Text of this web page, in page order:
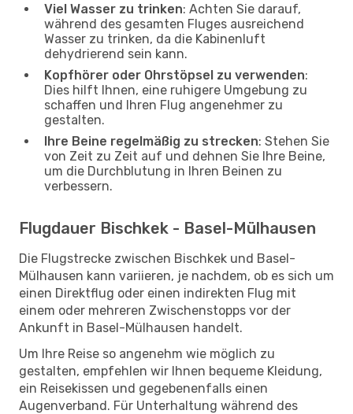
Viel Wasser zu trinken: Achten Sie darauf,
während des gesamten Fluges ausreichend
Wasser zu trinken, da die Kabinenluft
dehydrierend sein kann.
Kopfhörer oder Ohrstöpsel zu verwenden:
Dies hilft Ihnen, eine ruhigere Umgebung zu
schaffen und Ihren Flug angenehmer zu
gestalten.
Ihre Beine regelmäßig zu strecken: Stehen Sie
von Zeit zu Zeit auf und dehnen Sie Ihre Beine,
um die Durchblutung in Ihren Beinen zu
verbessern.
Flugdauer Bischkek - Basel-Mülhausen
Die Flugstrecke zwischen Bischkek und Basel-
Mülhausen kann variieren, je nachdem, ob es sich um
einen Direktflug oder einen indirekten Flug mit
einem oder mehreren Zwischenstopps vor der
Ankunft in Basel-Mülhausen handelt.
Um Ihre Reise so angenehm wie möglich zu
gestalten, empfehlen wir Ihnen bequeme Kleidung,
ein Reisekissen und gegebenenfalls einen
Augenverband. Für Unterhaltung während des